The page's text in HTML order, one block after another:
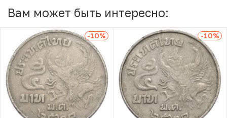
Вам может быть интересно:
-10% -10%